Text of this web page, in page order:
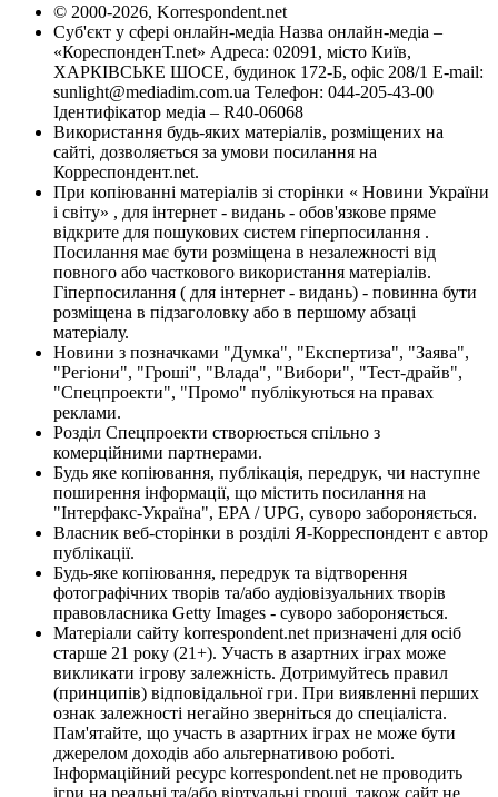
© 2000-2026, Korrespondent.net
Суб'єкт у сфері онлайн-медіа Назва онлайн-медіа –
«КореспонденТ.net» Адреса: 02091, місто Київ,
ХАРКІВСЬКЕ ШОСЕ, будинок 172-Б, офіс 208/1 E-mail:
sunlight@mediadim.com.ua Телефон: 044-205-43-00
Ідентифікатор медіа – R40-06068
Використання будь-яких матеріалів, розміщених на
сайті, дозволяється за умови посилання на
Корреспондент.net.
При копіюванні матеріалів зі сторінки « Новини України
і світу» , для інтернет - видань - обов'язкове пряме
відкрите для пошукових систем гіперпосилання .
Посилання має бути розміщена в незалежності від
повного або часткового використання матеріалів.
Гіперпосилання ( для інтернет - видань) - повинна бути
розміщена в підзаголовку або в першому абзаці
матеріалу.
Новини з позначками "Думка", "Експертиза", "Заява",
"Регіони", "Гроші", "Влада", "Вибори", "Тест-драйв",
"Спецпроекти", "Промо" публікуються на правах
реклами.
Розділ Спецпроекти створюється спільно з
комерційними партнерами.
Будь яке копіювання, публікація, передрук, чи наступне
поширення інформації, що містить посилання на
"Інтерфакс-Україна", EPA / UPG, суворо забороняється.
Власник веб-сторінки в розділі Я-Корреспондент є автор
публікації.
Будь-яке копіювання, передрук та відтворення
фотографічних творів та/або аудіовізуальних творів
правовласника Getty Images - суворо забороняється.
Матеріали сайту korrespondent.net призначені для осіб
старше 21 року (21+). Участь в азартних іграх може
викликати ігрову залежність. Дотримуйтесь правил
(принципів) відповідальної гри. При виявленні перших
ознак залежності негайно зверніться до спеціаліста.
Пам'ятайте, що участь в азартних іграх не може бути
джерелом доходів або альтернативою роботі.
Інформаційний ресурс korrespondent.net не проводить
ігри на реальні та/або віртуальні гроші, також сайт не